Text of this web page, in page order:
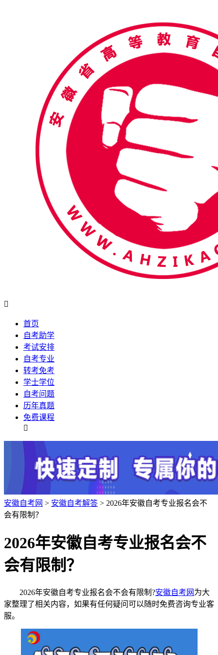

首页
自考助学
考试安排
自考专业
转考免考
学士学位
自考问题
历年真题
免费课程

安徽自考网 > 安徽自考解答 > 2026年安徽自考专业报名会不
会有限制？
2026年安徽自考专业报名会不
会有限制？
2026年安徽自考专业报名会不会有限制?安徽自考网 为大
家整理了相关内容，如果有任何疑问可以随时免费咨询专业客
服。